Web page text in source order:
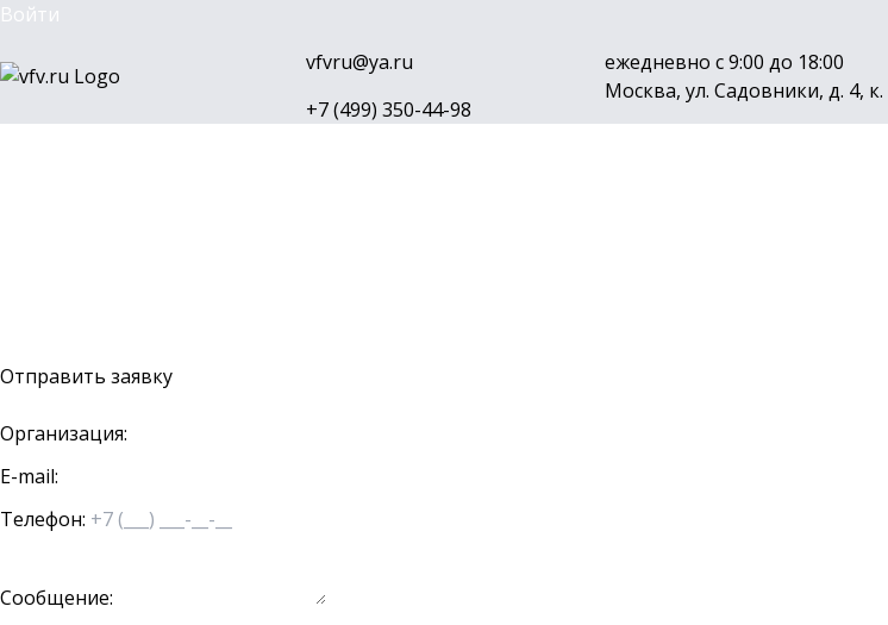
Войти
vfvru@ya.ru
+7 (499) 350-44-98
ежедневно с 9:00 до 18:00
Москва, ул. Садовники, д. 4, к.
Отправить заявку
Организация:
E-mail:
Телефон:
Сообщение: